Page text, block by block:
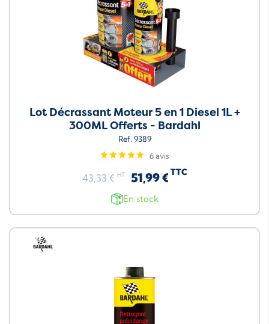
Lot Décrassant Moteur 5 en 1 Diesel 1L +
300ML Offerts - Bardahl
Ref. 9389
6 avis
43,33 € HT 51,99 € TTC
En stock
Neuf